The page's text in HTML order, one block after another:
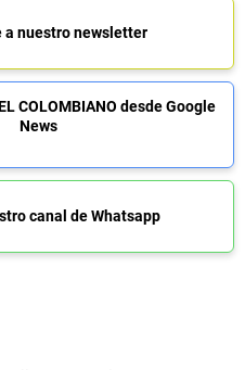
a nuestro newsletter
COLOMBIANO desde Google
News
canal de Whatsapp